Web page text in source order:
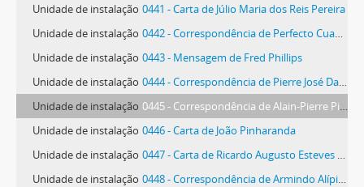
Unidade de instalação 0441 - Carta de Júlio Maria dos Reis Pereira
Unidade de instalação 0442 - Correspondência de Perfecto Cuadrado Fernández e outros
Unidade de instalação 0443 - Mensagem de Fred Phillips
Unidade de instalação 0444 - Correspondência de Pierre José Darrambide
Unidade de instalação 0445 - Correspondência de Alain-Pierre Pillet
Unidade de instalação 0446 - Carta de João Pinharanda
Unidade de instalação 0447 - Carta de Ricardo Augusto Esteves de Andrade Pinho
Unidade de instalação 0448 - Correspondência de Armindo Alípio Pinto